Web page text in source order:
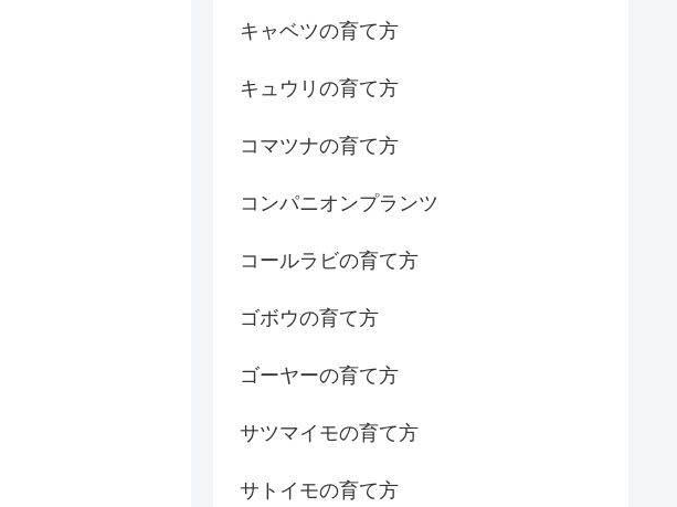
キャベツの育て方
キュウリの育て方
コマツナの育て方
コンパニオンプランツ
コールラビの育て方
ゴボウの育て方
ゴーヤーの育て方
サツマイモの育て方
サトイモの育て方